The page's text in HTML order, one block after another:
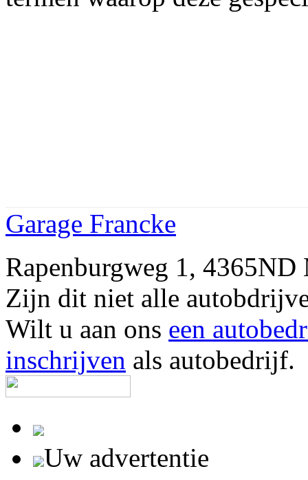
Garage Francke
Rapenburgweg 1,
Zijn dit niet alle
Wilt u aan ons een
inschrijven als autobedrijf.
Uw advertentie